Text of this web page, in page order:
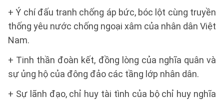
+ Ý chí đấu tranh chống áp bức, bóc lột cùng truyền
thống yêu nước chống ngoại xâm của nhân dân Việt
Nam.
+ Tinh thần đoàn kết, đồng lòng của nghĩa quân và
sự ủng hộ của đông đảo các tầng lớp nhân dân.
+ Sự lãnh đạo, chỉ huy tài tình của bộ chỉ huy nghĩa